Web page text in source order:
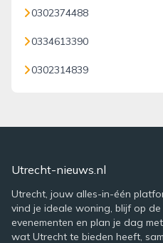
0302374488
0334613390
0302314839
Utrecht-nieuws.nl
Utrecht, jouw alles-in-één
vind je ideale woning, blijf op
evenementen en plan je dag
wat Utrecht te bieden heeft,